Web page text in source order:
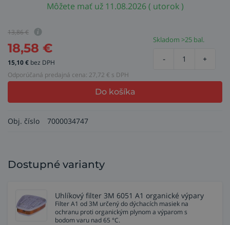
Môžete mať už 11.08.2026 ( utorok )
13,86€
18,58 €
15,10€ bez DPH
Odporúčaná predajná cena: 27,72 € s DPH
Skladom >25 bal.
- +
Do košíka
Obj. číslo 7000034747
Dostupné varianty
Uhlíkový filter 3M 6051 A1 organické výpary
Filter A1 od 3M určený do dýchacích masiek na
ochranu proti organickým plynom a výparom s
bodom varu nad 65 °C.